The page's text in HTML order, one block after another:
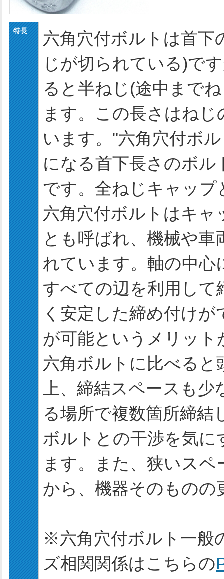
特長
六角穴付ボルトは首
じが切られている)で
ると半ねじ(途中まで
ます。この長さはね
います。"六角穴付ボ
になる首下長さのボ
です。全ねじキャップ
六角穴付ボルトはキ
とも呼ばれ、機械や
れています。軸の中心
すべての辺を利用して
く安定した締め付けが
が可能というメリット
六角ボルトに比べる
上、締結スペースも
る場所で複数箇所締
ボルトとの干渉を気に
ます。また、狭いス
から、機器そのものの
※六角穴付ボルト一般
ズ相関関係はこちらの